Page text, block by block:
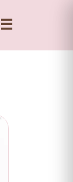
☰